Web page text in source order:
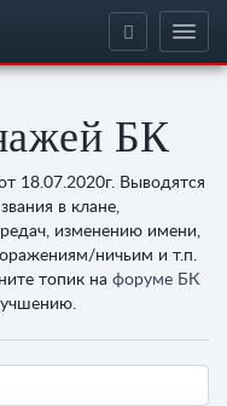
БК
18.07.2020г. Выводятся
в клане,
изменению имени,
ничьим и т.п.
топик на форуме БК